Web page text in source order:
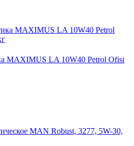
MAXIMUS LA 10W40 Petrol Ofisi